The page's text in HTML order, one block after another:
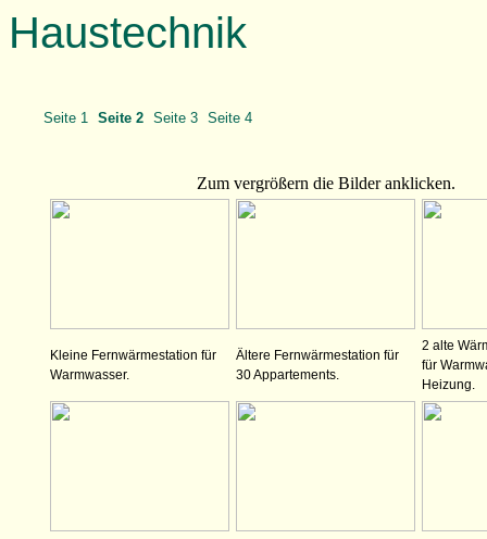
Zum vergrößern die Bilder anklicken.
Kleine Fernwärmestation für
Warmwasser.
Ältere Fernwärmestation für
30 Appartements.
2 alte
für
Heizung.
Haustechnik
Seite 1 Seite 2 Seite 3 Seite 4